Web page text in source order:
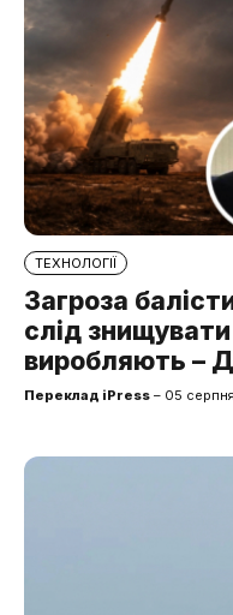
ТЕХНОЛОГІЇ
Загроза
слід знищувати
виробляють –
Переклад iPress – 05